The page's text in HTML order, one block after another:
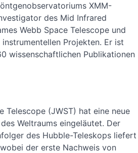
XMM-
des Mid Infrared
Webb Space Telescope und
Projekten. Er ist
wissenschaftlichen Publikationen
Telescope (JWST) hat eine neue
Weltraums eingeläutet. Der
des Hubble-Teleskops liefert
der erste Nachweis von